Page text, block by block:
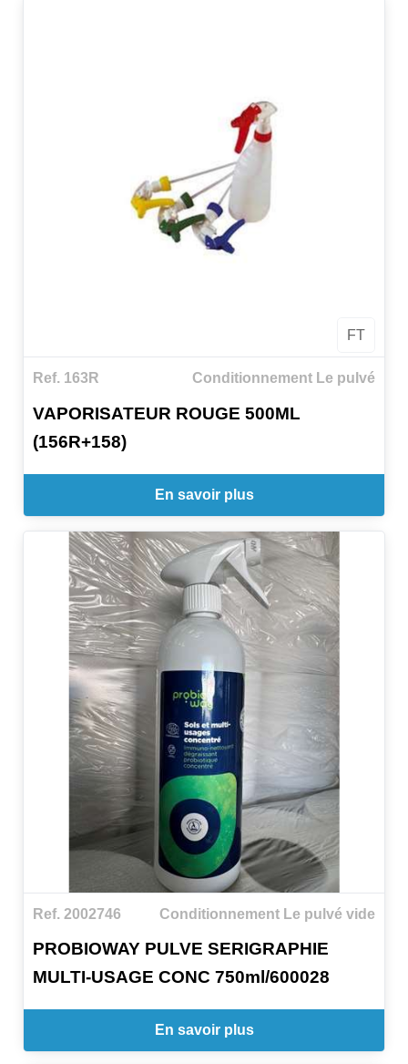
FT
Ref. 163R Conditionnement Le pulvé
VAPORISATEUR ROUGE 500ML
(156R+158)
En savoir plus
Ref. 2002746 Conditionnement Le pulvé vide
PROBIOWAY PULVE SERIGRAPHIE
MULTI-USAGE CONC 750ml/600028
En savoir plus